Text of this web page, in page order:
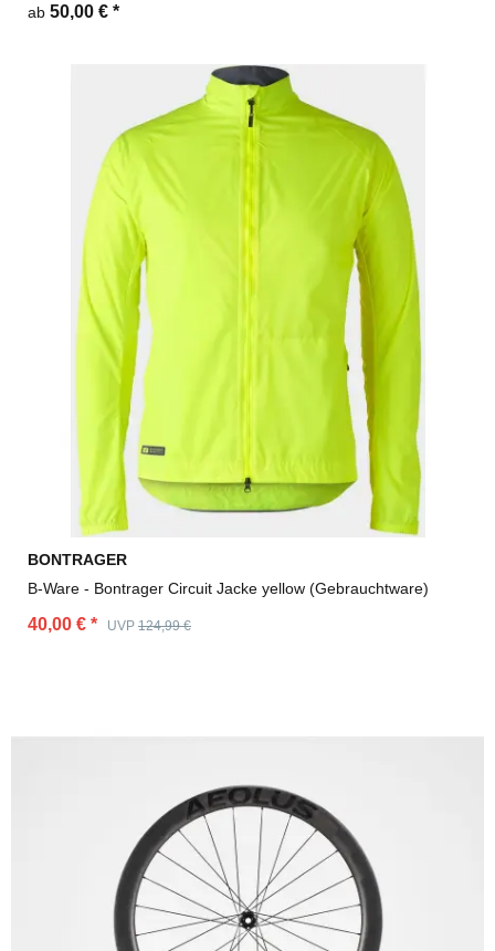
ab 50,00 € *
BONTRAGER
B-Ware - Bontrager Circuit Jacke yellow (Gebrauchtware)
40,00 € * UVP 124,99 €